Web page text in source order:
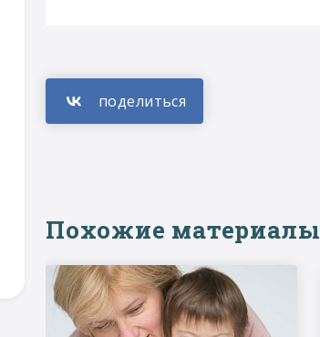
Похожие материалы